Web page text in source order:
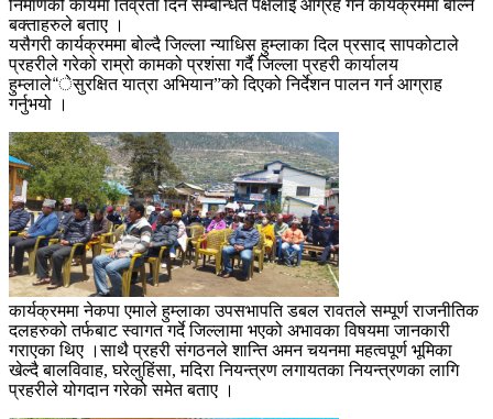
निमार्णको कार्यमा तिव्रता दिन सम्बन्धित पक्षलाई आग्रह गर्न कार्यक्रममा बोल्ने
बक्ताहरुले बताए ।
यसैगरी कार्यक्रममा बोल्दै जिल्ला न्याधिस हुम्लाका दिल प्रसाद सापकोटाले
प्रहरीले गरेको राम्रो कामको प्रशंसा गर्दै जिल्ला प्रहरी कार्यालय
हुम्लाले“ेसुरक्षित यात्रा अभियान”को दिएको निर्देशन पालन गर्न आग्राह
गर्नुभयो ।
कार्यक्रममा नेकपा एमाले हुम्लाका उपसभापति डबल रावतले सम्पूर्ण राजनीतिक
दलहरुको तर्फबाट स्वागत गर्दे जिल्लामा भएको अभावका विषयमा जानकारी
गराएका थिए ।साथै प्रहरी संगठनले शान्ति अमन चयनमा महत्वपूर्ण भूमिका
खेल्दै बालविवाह, घरेलुहिंसा, मदिरा नियन्त्रण लगायतका नियन्त्रणका लागि
प्रहरीले योगदान गरेको समेत बताए ।